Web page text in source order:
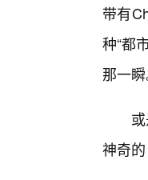
带有
种“都
那一瞬
神奇的